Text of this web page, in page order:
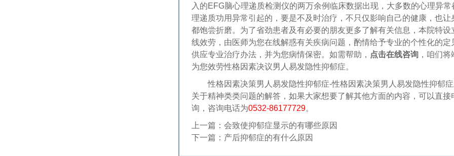
入的EFG脑心理递质检测仪的两万余例临床数据出现，大多数的心理异常
理递质功用异常引起的，要是不及时治疗，不只仅影响自己的健康，也让
都饱尝折磨。为了省劲患者及有必要的朋友更多了解有关信息，本院特设
线效劳，由医师为您在线解惑有关疾病问题，酌情给予专业的个性化的定
供应专业治疗办法，并为您病情保密。如需帮助， 点击在线咨询 ，咱们
为您效劳性格因素决议男人易发隐性抑郁症。
性格因素决策男人易发隐性抑郁症-性格因素决策男人易发隐性抑郁
关于精神类类问题的解答，如果大家想要了解其他方面的内容，可以直接
询，咨询电话为0532-86177729。
上一篇： 会致使抑郁症显示的有哪些原因
下一篇： 产后抑郁症的有什么原因